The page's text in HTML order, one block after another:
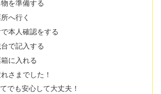
を準備する
へ行く
本人確認をする
で記入する
に入れる
さまでした！
でも安心して大丈夫！